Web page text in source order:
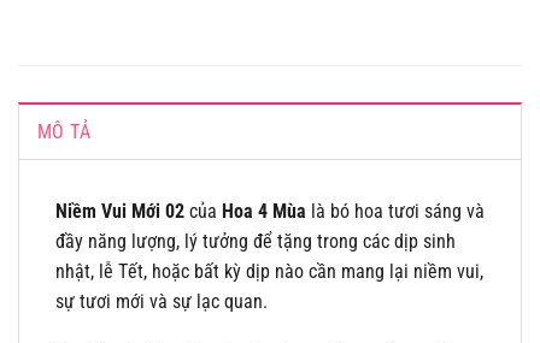
MÔ TẢ
Niềm Vui Mới 02 của Hoa 4 Mùa là bó hoa tươi sáng và
đầy năng lượng, lý tưởng để tặng trong các dịp sinh
nhật, lễ Tết, hoặc bất kỳ dịp nào cần mang lại niềm vui,
sự tươi mới và sự lạc quan.